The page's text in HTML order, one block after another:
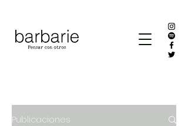
Publicaciones